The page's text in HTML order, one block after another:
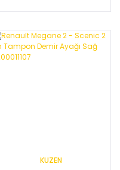
KUZEN